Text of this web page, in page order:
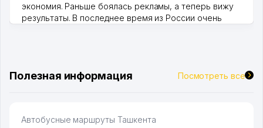
экономия. Раньше боялась рекламы, а теперь вижу
результаты. В последнее время из России очень
Полезная информация Посмотреть все
Автобусные маршруты Ташкента